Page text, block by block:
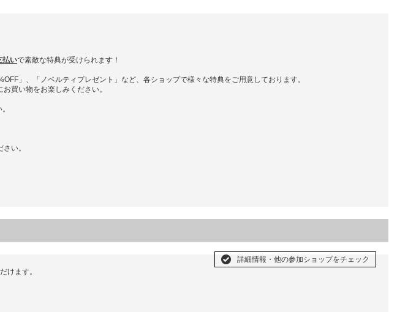
払いで素敵な特典が受けられます！
」、「ノベルティプレゼント」など、各ショップで様々な特典をご用意しております。
買い物をお楽しみください。
い。
けます。
詳細情報・他の参加ショップをチェック